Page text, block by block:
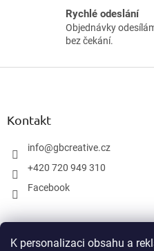
K personalizaci obsahu a
Rychlé odeslání
Objednávky
bez čekání.
Z
Kontakt
info@gbcreative.cz
+420 720 949 310
Facebook
Informacie pre vás